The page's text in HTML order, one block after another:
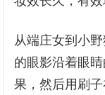
从端庄女到小
的眼影沿着眼
果，然后用刷